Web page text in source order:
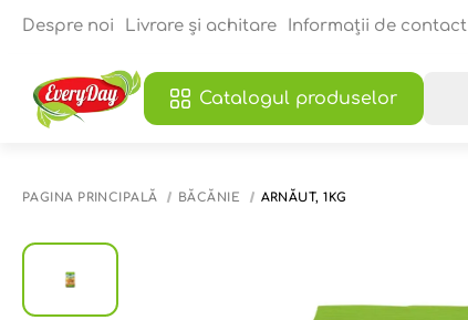
Despre noi Livrare și achitare Informații de contact
Catalogul produselor
PAGINA PRINCIPALĂ BĂCĂNIE ARNĂUT, 1KG